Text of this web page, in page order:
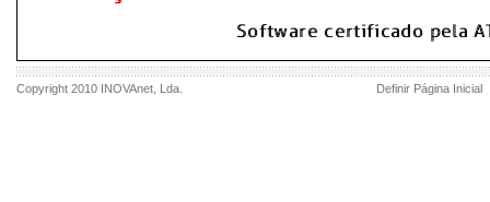
Copyright 2010 INOVAnet , Lda. Definir Página Inicial